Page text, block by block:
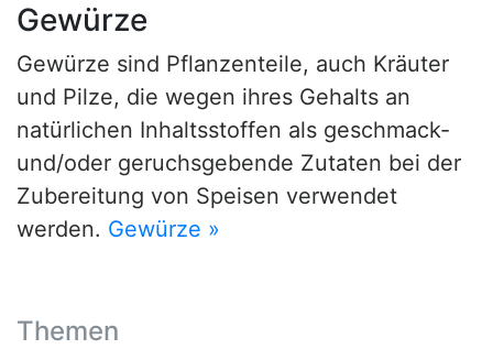
Gewürze
Gewürze sind Pflanzenteile, auch Kräuter
und Pilze, die wegen ihres Gehalts an
natürlichen Inhaltsstoffen als geschmack-
und/oder geruchsgebende Zutaten bei der
Zubereitung von Speisen verwendet
werden. Gewürze »
Themen